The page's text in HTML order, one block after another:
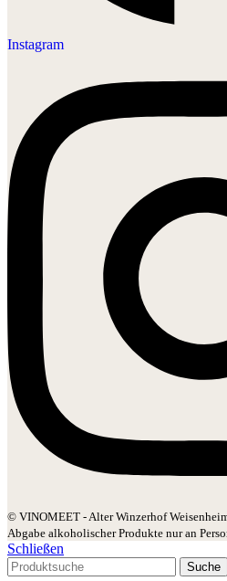
Instagram
© VINOMEET - Alter Winzerhof
Abgabe alkoholischer Produkte nur an
Schließen
Suche